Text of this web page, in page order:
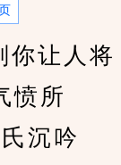
愤所
沉吟